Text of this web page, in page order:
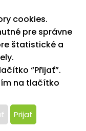
práva vyhradené
design by MFP
služieb,
cookies.
pre správne
štatistické a
“Přijať”.
na tlačítko
Prijať